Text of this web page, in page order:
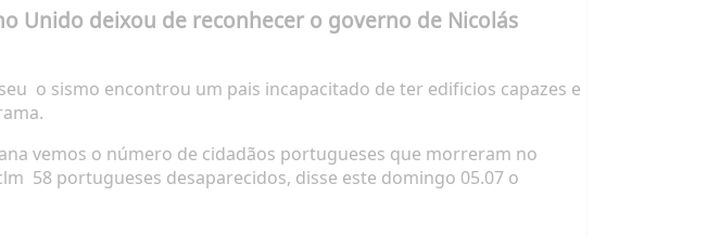
Unido deixou de reconhecer o governo de Nicolás
o sismo encontrou um pais incapacitado de ter edificios capazes e
vemos o número de cidadãos portugueses que morreram no
58 portugueses desaparecidos, disse este domingo 05.07 o